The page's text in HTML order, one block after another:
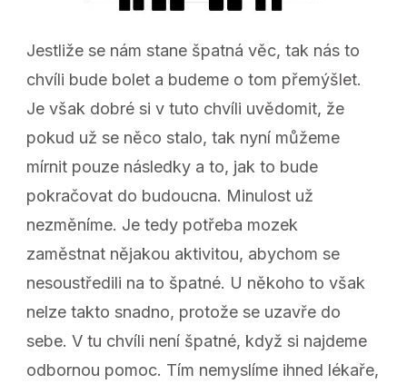
Jestliže se nám stane špatná věc, tak nás to
chvíli bude bolet a budeme o tom přemýšlet.
Je však dobré si v tuto chvíli uvědomit, že
pokud už se něco stalo, tak nyní můžeme
mírnit pouze následky a to, jak to bude
pokračovat do budoucna. Minulost už
nezměníme. Je tedy potřeba mozek
zaměstnat nějakou aktivitou, abychom se
nesoustředili na to špatné. U někoho to však
nelze takto snadno, protože se uzavře do
sebe. V tu chvíli není špatné, když si najdeme
odbornou pomoc. Tím nemyslíme ihned lékaře,